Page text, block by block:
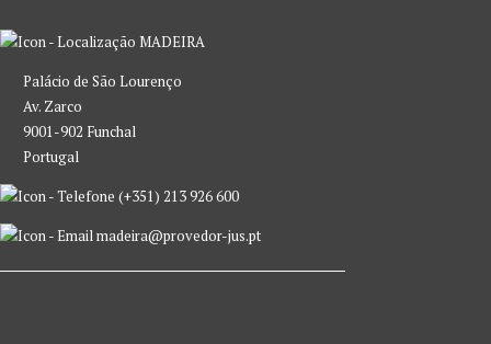
MADEIRA
Palácio de São Lourenço
Av. Zarco
9001-902 Funchal
Portugal
(+351) 213 926 600
madeira@provedor-jus.pt